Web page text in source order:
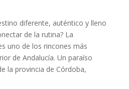
diferente, auténtico y lleno
de la rutina? La
uno de los rincones más
de Andalucía. Un paraíso
la provincia de Córdoba,